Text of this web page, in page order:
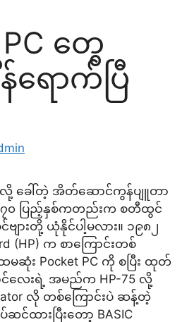
PC တွေ
ရောက်ပြီ
ခေါ်တဲ့ အိတ်ဆောင်ကွန်ပျူတာ
၀ ပြည့်နှစ်ကတည်းက စတီထွင်
ဗျားတို့ ယုံနိုင်ပါ့မလား။ ၁၉၈၂
(HP) က စာကြောင်းတစ်
မဆုံး Pocket PC ကို စပြီး ထုတ်
လေးရဲ့ အမည်က HP-75 လို့
လို တစ်ကြောင်းပဲ ဆန့်တဲ့
င်ထားပြီးတော့ BASIC